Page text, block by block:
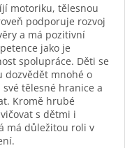
motoriku, tělesnou
podporuje rozvoj
a má pozitivní
jako je
spolupráce. Děti se
dozvědět mnohé o
tělesné hranice a
Kromě hrubé
s dětmi i
má důležitou roli v